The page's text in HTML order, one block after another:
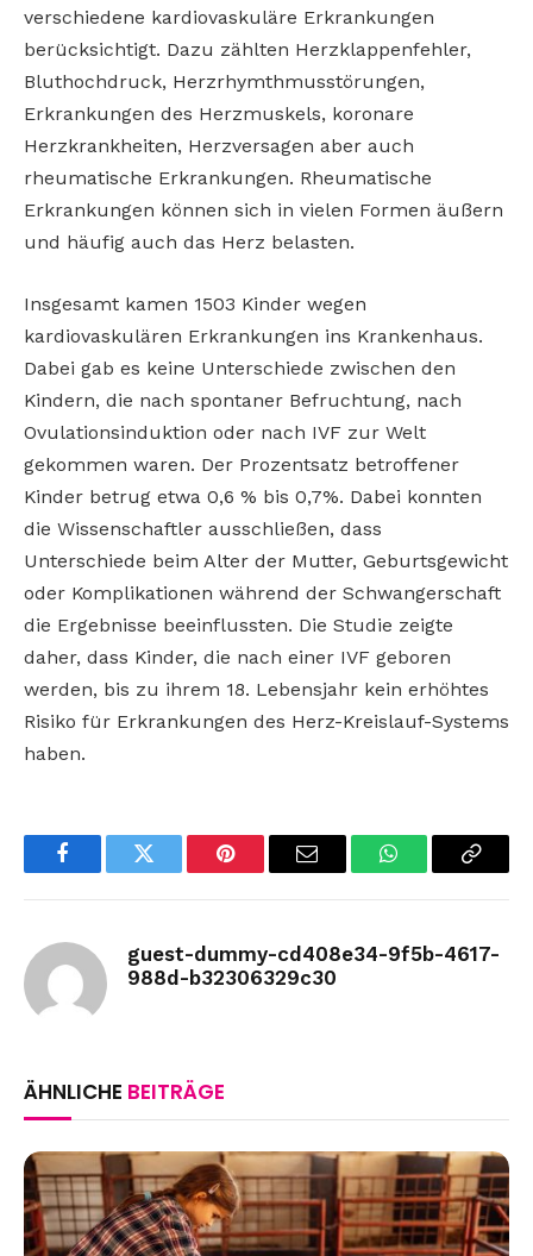
verschiedene kardiovaskuläre Erkrankungen
berücksichtigt. Dazu zählten Herzklappenfehler,
Bluthochdruck, Herzrhymthmusstörungen,
Erkrankungen des Herzmuskels, koronare
Herzkrankheiten, Herzversagen aber auch
rheumatische Erkrankungen. Rheumatische
Erkrankungen können sich in vielen Formen äußern
und häufig auch das Herz belasten.
Insgesamt kamen 1503 Kinder wegen
kardiovaskulären Erkrankungen ins Krankenhaus.
Dabei gab es keine Unterschiede zwischen den
Kindern, die nach spontaner Befruchtung, nach
Ovulationsinduktion oder nach IVF zur Welt
gekommen waren. Der Prozentsatz betroffener
Kinder betrug etwa 0,6 % bis 0,7%. Dabei konnten
die Wissenschaftler ausschließen, dass
Unterschiede beim Alter der Mutter, Geburtsgewicht
oder Komplikationen während der Schwangerschaft
die Ergebnisse beeinflussten. Die Studie zeigte
daher, dass Kinder, die nach einer IVF geboren
werden, bis zu ihrem 18. Lebensjahr kein erhöhtes
Risiko für Erkrankungen des Herz-Kreislauf-Systems
haben.
FacebookTwitter Pinterest Email WhatsAppCopy
guest-dummy-cd408e34-9f5b-4617-
988d-b32306329c30
ÄHNLICHE BEITRÄGE